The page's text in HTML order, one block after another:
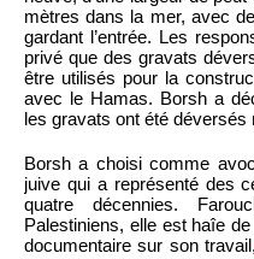
mètres dans la mer, avec
gardant l’entrée. Les
privé que des gravats
être utilisés pour la
avec le Hamas. Borsh a
les gravats ont été
Borsh a choisi comme
juive qui a représenté des
quatre décennies.
Palestiniens, elle est haîe
documentaire sur son travail,